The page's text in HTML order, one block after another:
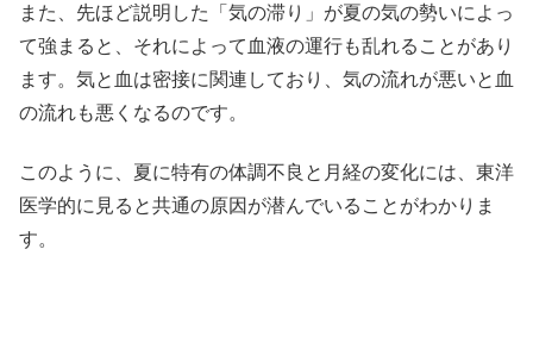
また、先ほど説明した「気の滞り」が夏の気の勢いによっ
て強まると、それによって血液の運行も乱れることがあり
ます。気と血は密接に関連しており、気の流れが悪いと血
の流れも悪くなるのです。
このように、夏に特有の体調不良と月経の変化には、東洋
医学的に見ると共通の原因が潜んでいることがわかりま
す。